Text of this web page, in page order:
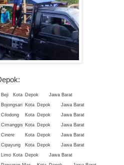
Beji Kota Depok
Jawa Barat
Bojongsari Kota Depok
Jawa Barat
Cilodong Kota Depok
Jawa Barat
Cimanggis Kota Depok
Jawa Barat
Cinere Kota Depok
Jawa Barat
Cipayung Kota Depok
Jawa Barat
Limo Kota Depok
Jawa Barat